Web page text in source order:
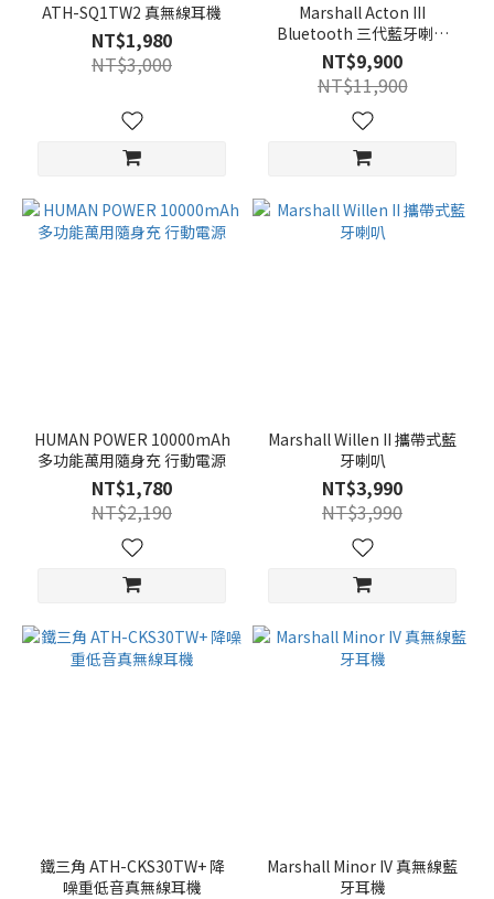
ATH-SQ1TW2 真無線耳機
NT$1,980
NT$3,000
Marshall Acton III
Bluetooth 三代藍牙喇叭
【4色可選】
NT$9,900
NT$11,900
HUMAN POWER 10000mAh
多功能萬用隨身充 行動電源
NT$1,780
NT$2,190
Marshall Willen II 攜帶式藍
牙喇叭
NT$3,990
NT$3,990
鐵三角 ATH-CKS30TW+ 降
噪重低音真無線耳機
Marshall Minor IV 真無線藍
牙耳機